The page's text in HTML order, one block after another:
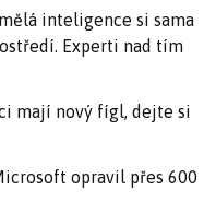
inteligence si sama
Experti nad tím
mají nový fígl, dejte si
opravil přes 600